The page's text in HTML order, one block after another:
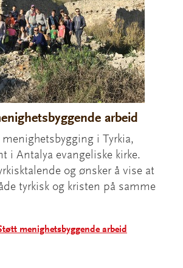
arbeid
i Tyrkia,
i Antalya evangeliske kirke.
og ønsker å vise at
tyrkisk og kristen på samme
menighetsbyggende arbeid